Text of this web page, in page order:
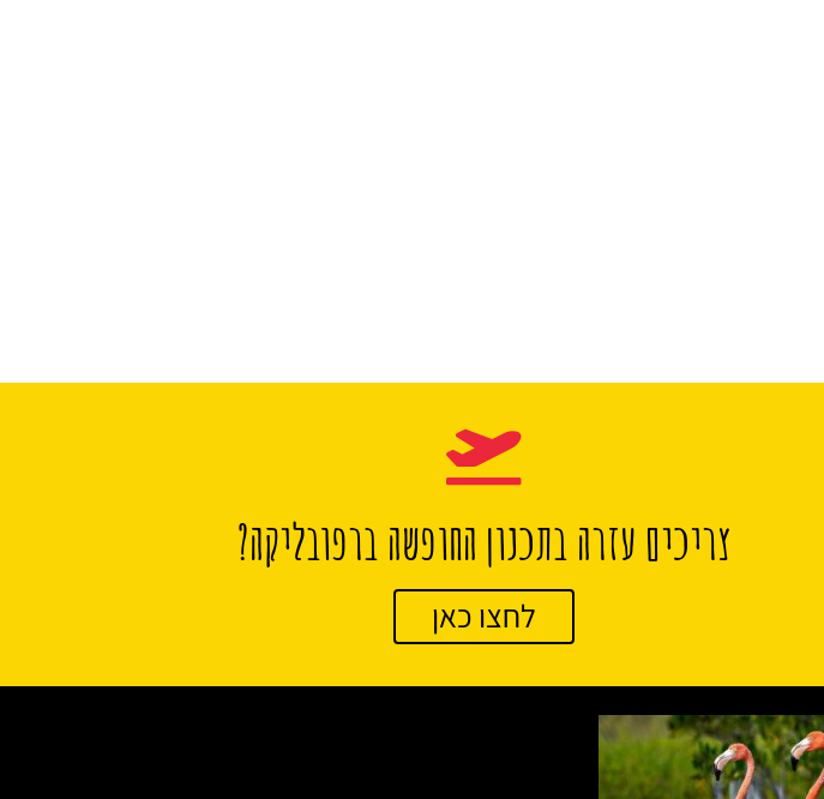
צריכים עזרה בתכנון החופשה ברפובליקה?
לחצו כאן